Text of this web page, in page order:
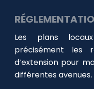
Les plans locaux
précisément les
d’extension pour
différentes avenues.